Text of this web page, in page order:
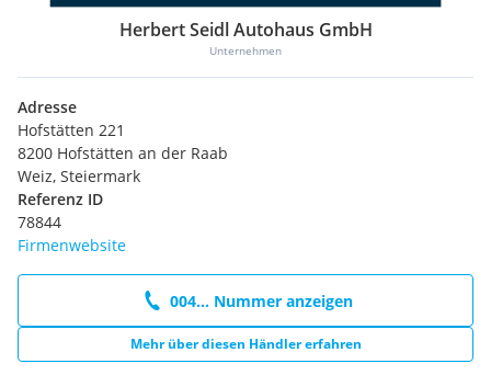
Herbert Seidl Autohaus GmbH
Unternehmen
Adresse
Hofstätten 221
8200 Hofstätten an der Raab
Weiz, Steiermark
Referenz ID
78844
Firmenwebsite
004... Nummer anzeigen
Mehr über diesen Händler erfahren